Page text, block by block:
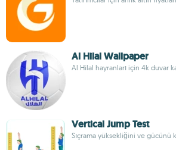
Al Hilal Wallpaper
Al Hilal hayranları için 4k duvar
Vertical Jump Test
Sıçrama yüksekliğini ve gücünü